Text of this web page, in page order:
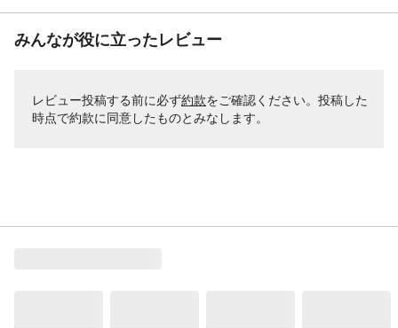
みんなが役に立ったレビュー
レビュー投稿する前に必ず約款をご確認ください。投稿した
時点で約款に同意したものとみなします。